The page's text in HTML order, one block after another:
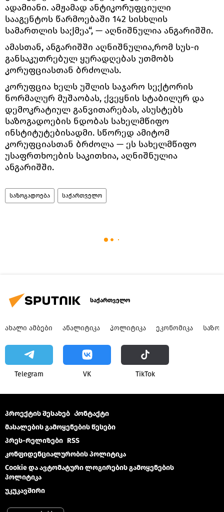
ადამიანი. ამჟამად ანტიკორუფციული
სააგენტოს წარმოებაში 142 სისხლის
სამართლის საქმეა“, — აღნიშნულია ანგარიშში.
ამასთან, ანგარიშში აღნიშნულია,რომ სუს-ი
განსაკუთრებულ ყურადღებას უთმობს
კორუფციასთან ბრძოლას.
კორუფცია ხელს უშლის საჯარო სექტორის
ნორმალურ მუშაობას, ქვეყნის სტაბილურ და
დემოკრატიულ განვითარებას, ასუსტებს
საზოგადოების ნდობას სახელმწიფო
ინსტიტუტებისადმი. სწორედ ამიტომ
კორუფციასთან ბრძოლა — ეს სახელმწიფო
უსაფრთხოების საკითხია, აღნიშნულია
ანგარიშში.
საზოგადოება საქართველო
საქართველო
ᲐᲮᲐᲚᲘ ᲐᲛᲑᲔᲑᲘ ᲐᲜᲐᲚᲘᲢᲘᲙᲐ ᲞᲝᲚᲘᲢᲘᲙᲐ ᲔᲙᲝᲜᲝᲛᲘᲙᲐ
Telegram VK ТikТоk
პროექტის შესახებ Კონტაქტი
მასალების გამოყენების წესები
პრეს-რელიზები RSS
კონფიდენციალურობის პოლიტიკა
Cookie და ავტომატური ლოგირების გამოყენების
პოლიტიკა
უკუკავშირი